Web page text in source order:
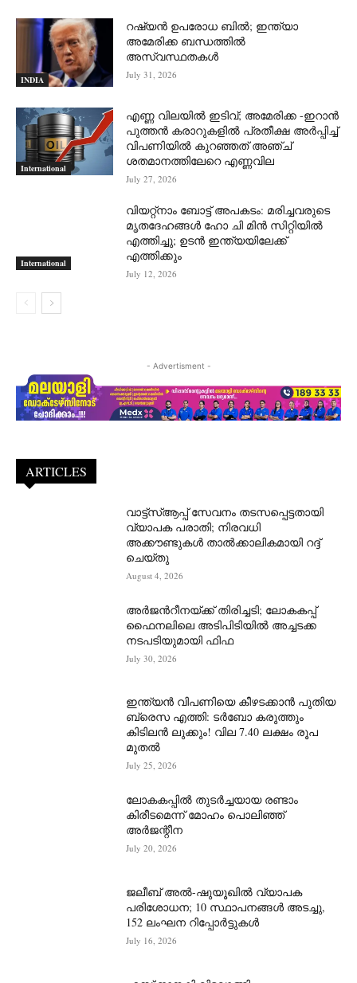
INDIA
റഷ്യന്‍ ഉപരോധ ബില്‍; ഇന്ത്യാ
അമേരിക്ക ബന്ധത്തില്‍
അസ്വസ്ഥതകള്‍
July 31, 2026
International
എണ്ണ വിലയില്‍ ഇടിവ്; അമേരിക്ക -ഇറാന്‍
പുത്തന്‍ കരാറുകളില്‍ പ്രതീക്ഷ അര്‍പ്പിച്ച്
വിപണിയില്‍ കുറഞ്ഞത് അഞ്ച്
ശതമാനത്തിലേറെ എണ്ണവില
July 27, 2026
International
വിയറ്റ്നാം ബോട്ട് അപകടം: മരിച്ചവരുടെ
മൃതദേഹങ്ങൾ ഹോ ചി മിൻ സിറ്റിയിൽ
എത്തിച്ചു; ഉടൻ ഇന്ത്യയിലേക്ക്
എത്തിക്കും
July 12, 2026
- Advertisment -
ARTICLES
വാട്ട്‌സ്ആപ്പ് സേവനം തടസപ്പെട്ടതായി
വ്യാപക പരാതി; നിരവധി
അക്കൗണ്ടുകൾ താൽക്കാലികമായി റദ്ദ്
ചെയ്തു
August 4, 2026
അർജന്‍റീനയ്ക്ക് തിരിച്ചടി; ലോകകപ്പ്
ഫൈനലിലെ അടിപിടിയിൽ അച്ചടക്ക
നടപടിയുമായി ഫിഫ
July 30, 2026
ഇന്ത്യൻ വിപണിയെ കീഴടക്കാന്‍ പുതിയ
ബ്രെസ എത്തി: ടർബോ കരുത്തും
കിടിലൻ ലുക്കും! വില 7.40 ലക്ഷം രൂപ
മുതൽ
July 25, 2026
ലോകകപ്പിൽ തുടർച്ചയായ രണ്ടാം
കിരീടമെന്ന് മോഹം പൊലിഞ്ഞ്
അർ‍ജന്റീന
July 20, 2026
ജലീബ് അൽ-ഷുയൂഖിൽ വ്യാപക
പരിശോധന; 10 സ്ഥാപനങ്ങൾ അടച്ചു,
152 ലംഘന റിപ്പോർട്ടുകൾ
July 16, 2026